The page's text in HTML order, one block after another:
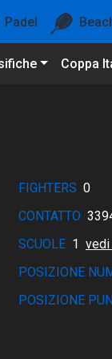
Padel
Coppa
FIGHTERS 0
CONTATTO
SCUOLE 1
POSIZIONE
POSIZIONE